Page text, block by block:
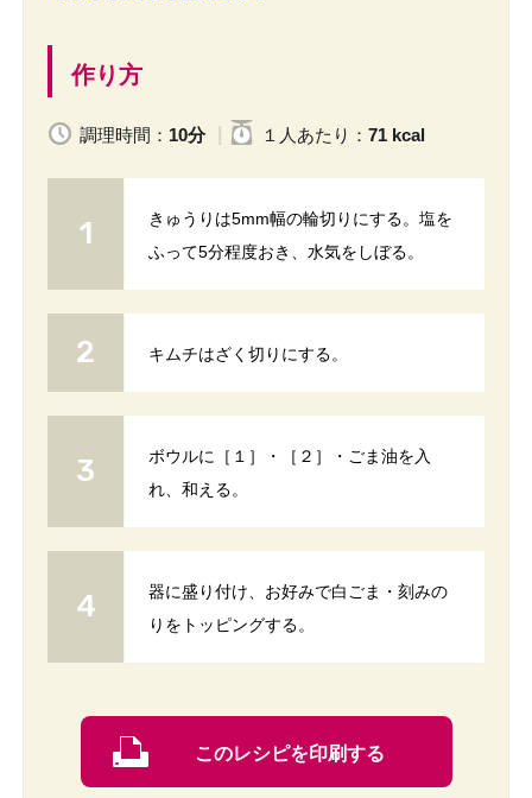
作り方
調理時間： 10分 １人 あたり ： 71 kcal
きゅうりは5mm幅の輪切りにする。塩を
ふって5分程度おき、水気をしぼる。
キムチはざく切りにする。
ボウルに［１］・［２］・ごま油を入
れ、和える。
器に盛り付け、お好みで白ごま・刻みの
りをトッピングする。
このレシピを印刷する